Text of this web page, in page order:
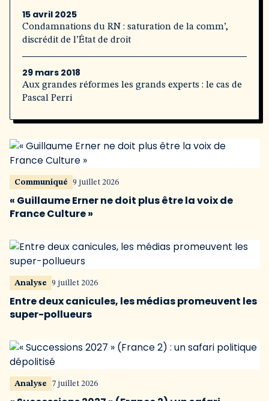
15 avril 2025
Condamnations du RN : saturation de la comm’,
discrédit de l’État de droit
29 mars 2018
Aux grandes réformes les grands experts : le cas de
Pascal Perri
Communiqué 9 juillet 2026
« Guillaume Erner ne doit plus être la voix de
France Culture »
Analyse 9 juillet 2026
Entre deux canicules, les médias promeuvent les
super-pollueurs
Analyse 7 juillet 2026